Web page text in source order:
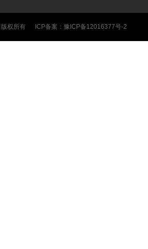
版权所有 ICP备案： 豫ICP备12016377号-2